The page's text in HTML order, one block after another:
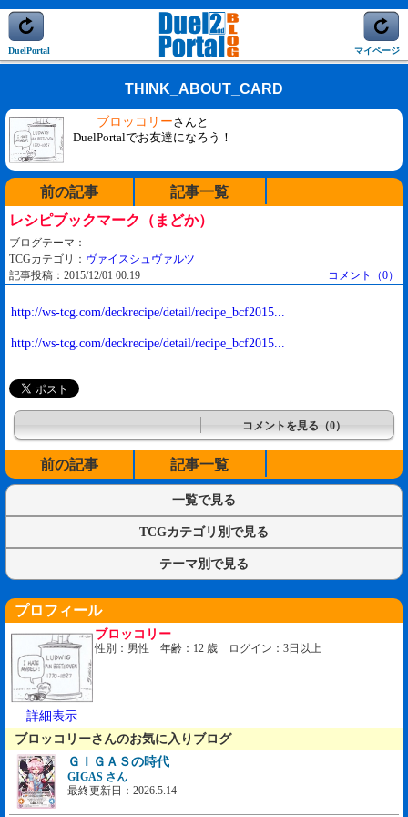
DuelPortal マイページ
THINK_ABOUT_CARD
ブロッコリーさんと
DuelPortalでお友達になろう！
前の記事
記事一覧
レシピブックマーク（まどか）
ブログテーマ：
TCGカテゴリ： ヴァイスシュヴァルツ
記事投稿：2015/12/01 00:19
コメント（0）
http://ws-tcg.com/deckrecipe/detail/recipe_bcf2015...
http://ws-tcg.com/deckrecipe/detail/recipe_bcf2015...
コメントを見る（0）
前の記事 記事一覧
一覧で見る
TCGカテゴリ別で見る
テーマ別で見る
プロフィール
詳細表示
ブロッコリー
性別：男性 年齢：12 歳 ログイン：3日以上
ブロッコリーさんのお気に入りブログ
ＧＩＧＡＳの時代
GIGAS さん
最終更新日：2026.5.14